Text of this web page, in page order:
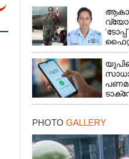
ഭാവന
PHOTO GALLERY